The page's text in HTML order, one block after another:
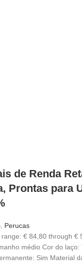
de Renda
Prontas para
, Perucas
range: € 84,80 through €
médio Cor do laço:
Sim Material